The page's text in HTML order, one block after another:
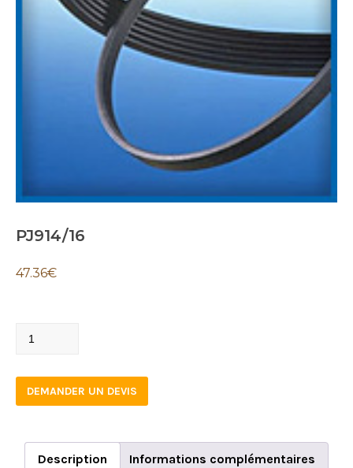
PJ914/16
47.36€
PJ914/16
DEMANDER UN DEVIS
Description Informations complémentaires